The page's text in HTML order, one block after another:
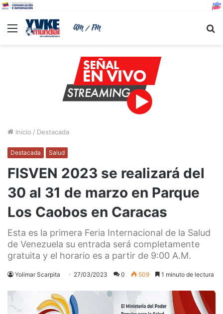
Menu
Inicio / Destacada
Destacada Salud
FISVEN 2023 se realizará del
30 al 31 de marzo en Parque
Los Caobos en Caracas
Esta es la primera Feria Internacional de la Salud
de Venezuela su entrada será completamente
gratuita y el horario es a partir de 9:00 A.M.
Yolimar Scarpita 27/03/2023 0 509 1 minuto de lectura